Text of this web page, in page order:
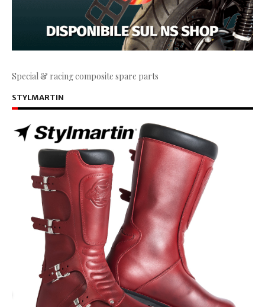
Special & racing composite spare parts
STYLMARTIN